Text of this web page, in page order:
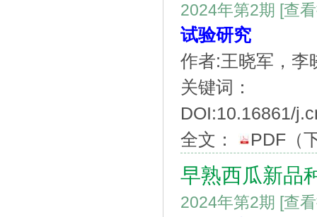
2024年第2期 [查
试验研究
作者:王晓军，李
关键词：
DOI:10.16861/
全文：
PDF （
早熟西瓜新品
2024年第2期 [查